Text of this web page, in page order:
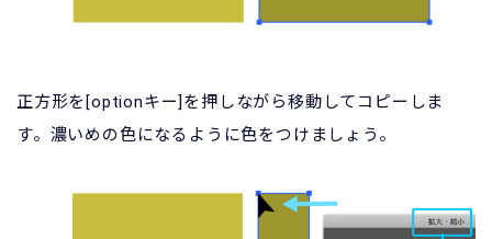
正方形を[optionキー]を押しながら移動してコピーしま
す。濃いめの色になるように色をつけましょう。